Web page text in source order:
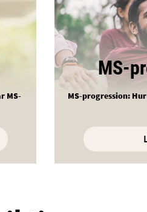
MS-
MS-
MS-progression: